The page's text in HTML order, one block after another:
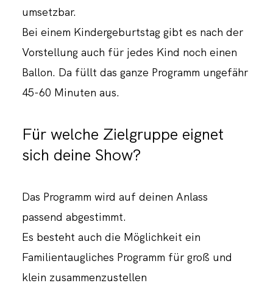
umsetzbar.
Bei einem Kindergeburtstag gibt es nach der
Vorstellung auch für jedes Kind noch einen
Ballon. Da füllt das ganze Programm ungefähr
45-60 Minuten aus.
Für welche Zielgruppe eignet
sich deine Show?
Das Programm wird auf deinen Anlass
passend abgestimmt.
Es besteht auch die Möglichkeit ein
Familientaugliches Programm für groß und
klein zusammenzustellen